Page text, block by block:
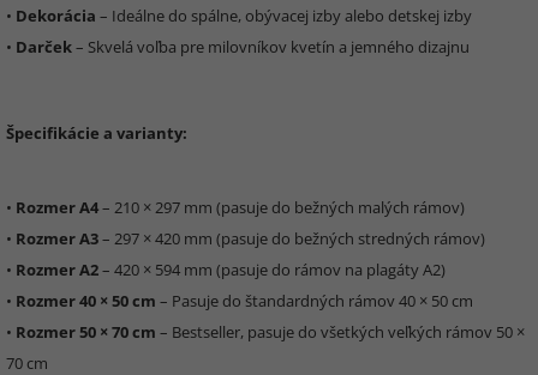
• Dekorácia – Ideálne do spálne, obývacej izby alebo detskej izby
• Darček– Skvelá voľba pre milovníkov kvetín a jemného dizajnu
Špecifikácie a varianty:
• Rozmer A4– 210 × 297 mm (pasuje do bežných malých rámov)
• Rozmer A3– 297 × 420 mm (pasuje do bežných stredných rámov)
• Rozmer A2– 420 × 594 mm (pasuje do rámov na plagáty A2)
• Rozmer 40 × 50 cm – Pasuje do štandardných rámov 40 × 50 cm
• Rozmer 50 × 70 cm – Bestseller, pasuje do všetkých veľkých rámov 50 ×
70 cm